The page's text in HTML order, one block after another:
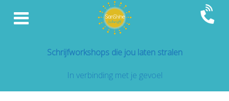
Schrijfworkshops die jou laten stralen
In verbinding met je gevoel